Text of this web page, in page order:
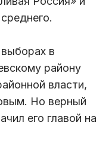
в
району
власти,
Но верный
его главой на